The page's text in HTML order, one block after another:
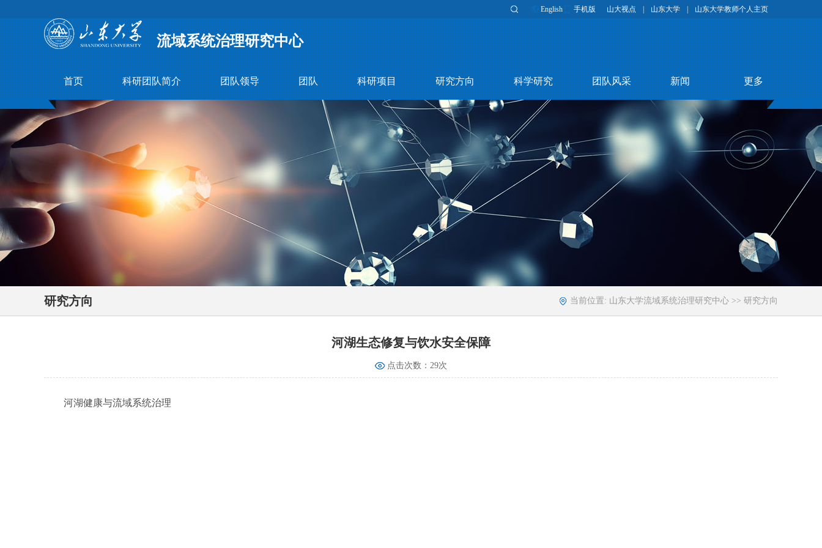
English 手机版 山大视点 山东大学 山东大学教师个人主页
流域系统治理研究中心
首页 科研团队简介 团队领导 团队 科研项目 研究方向 科学研究 团队风采 新闻 更多
研究方向 当前位置: 山东大学流域系统治理研究中心 >> 研究方向
河湖生态修复与饮水安全保障
点击次数： 29次
河湖健康与流域系统治理